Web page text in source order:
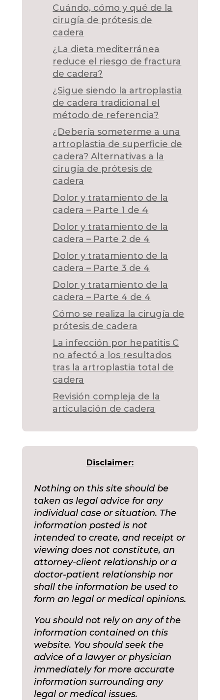
Cuándo, cómo y qué de la
cirugía de prótesis de
cadera
¿La dieta mediterránea
reduce el riesgo de fractura
de cadera?
¿Sigue siendo la artroplastia
de cadera tradicional el
método de referencia?
¿Debería someterme a una
artroplastia de superficie de
cadera? Alternativas a la
cirugía de prótesis de
cadera
Dolor y tratamiento de la
cadera – Parte 1 de 4
Dolor y tratamiento de la
cadera – Parte 2 de 4
Dolor y tratamiento de la
cadera – Parte 3 de 4
Dolor y tratamiento de la
cadera – Parte 4 de 4
Cómo se realiza la cirugía de
prótesis de cadera
La infección por hepatitis C
no afectó a los resultados
tras la artroplastia total de
cadera
Revisión compleja de la
articulación de cadera
Disclaimer:
Nothing on this site should be
taken as legal advice for any
individual case or situation. The
information posted is not
intended to create, and receipt or
viewing does not constitute, an
attorney-client relationship or a
doctor-patient relationship nor
shall the information be used to
form an legal or medical opinions.
You should not rely on any of the
information contained on this
website. You should seek the
advice of a lawyer or physician
immediately for more accurate
information surrounding any
legal or medical issues.